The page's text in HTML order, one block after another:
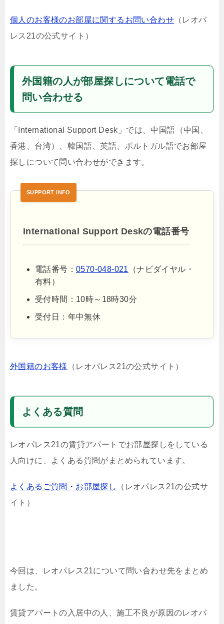
個人のお客様のお部屋に関するお問い合わせ （レオパ
レス21の公式サイト）
外国籍の人が部屋探しについて電話で
問い合わせる
「International Support Desk」では、中国語（中国、
香港、台湾）、韓国語、英語、ポルトガル語でお部屋
探しについて問い合わせができます。
International Support Deskの電話番号
電話番号： 0570-048-021
（ナビダイヤル・
有料）
受付時間：10時～18時30分
受付日：年中無休
外国籍のお客様 （レオパレス21の公式サイト）
よくある質問
レオパレス21の賃貸アパートでお部屋探しをしている
人向けに、よくある質問がまとめられています。
よくあるご質問・お部屋探し
（レオパレス21の公式サ
イト）
今回は、レオパレス21について問い合わせ先をまとめ
ました。
賃貸アパートの入居中の人、施工不良が原因のレオパ